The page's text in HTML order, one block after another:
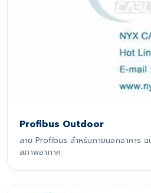
Profibus Outdoor
สาย Profibus สำหรับภายนอกอาคาร
สภาพอากาศ